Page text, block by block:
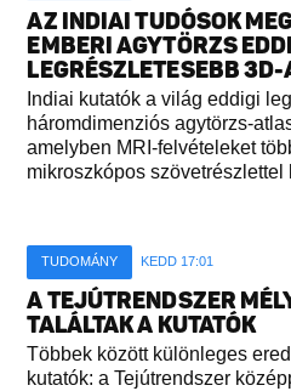
AZ INDIAI TUDÓSOK
EMBERI AGYTÖRZS
LEGRÉSZLETESEBB
Indiai kutatók a világ eddigi
háromdimenziós agytörzs-
amelyben MRI-felvételeket
mikroszkópos szövetrészlettel
TUDOMÁNY KEDD 17:01
A TEJÚTRENDSZER
TALÁLTAK A KUTATÓK
Többek között különleges
kutatók: a Tejútrendszer